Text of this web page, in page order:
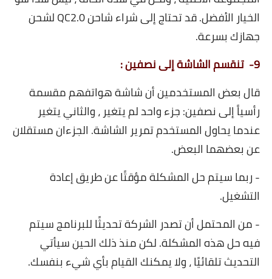
الخيار الأفضل. قد تحتاج إلى شراء شاحن QC2.0 لشحن
جهازك بسرعة.
9- تنقسم الشاشة إلى نصفين :
قال بعض المستخدمين أن شاشة هواتفهم مقسمة
رأسياً إلى نصفين: جزء واحد لم يتغير ، والثاني يتغير
عندما يحاول المستخدم تمرير الشاشة. الجزءان مستقلان
عن بعضهما البعض.
- ربما سيتم حل المشكلة مؤقتًا عن طريق إعادة
التشغيل.
- من المحتمل أن تصدر الشركة تحديثًا للبرنامج سيتم
فيه حل هذه المشكلة. لكن منذ ذلك الحين سيأتي
التحديث تلقائيًا ، ولا يمكنك القيام بأي شيء بنفسك.